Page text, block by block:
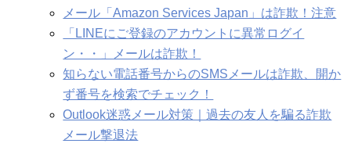
メール「Amazon Services Japan」は詐欺！注意
「LINEにご登録のアカウントに異常ログイ
ン・・」メールは詐欺！
知らない電話番号からのSMSメールは詐欺、開か
ず番号を検索でチェック！
Outlook迷惑メール対策｜過去の友人を騙る詐欺
メール撃退法